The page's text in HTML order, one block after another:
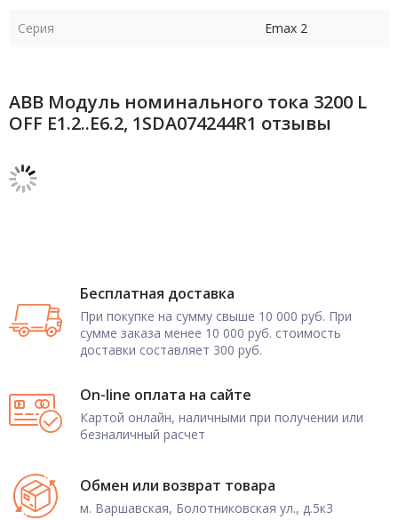
Серия Emax 2
ABB Модуль номинального тока 3200 L
OFF E1.2..E6.2, 1SDA074244R1 отзывы
Бесплатная доставка
При покупке на сумму свыше 10 000 руб. При
сумме заказа менее 10 000 руб. стоимость
доставки составляет 300 руб.
On-line оплата на сайте
Картой онлайн, наличными при получении или
безналичный расчет
Обмен или возврат товара
м. Варшавская, Болотниковская ул., д.5к3